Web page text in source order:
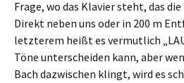
Frage, wo das Klavier steht, das
Direkt neben uns oder in 200 m
letzterem heißt es vermutlich
Töne unterscheiden kann, aber
Bach dazwischen klingt, wird es